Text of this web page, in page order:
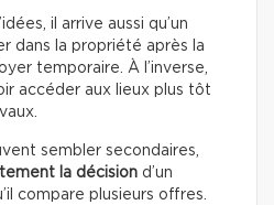
il arrive aussi qu’un
dans la propriété après la
temporaire. À l’inverse,
accéder aux lieux plus tôt
sembler secondaires,
la décision d’un
compare plusieurs offres.